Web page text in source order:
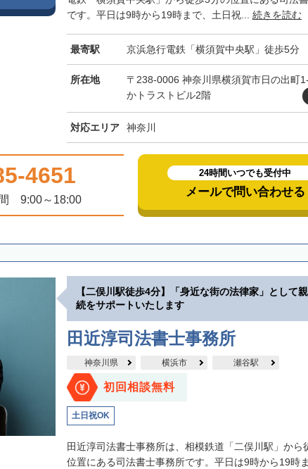
です。平日は9時から19時まで、土日祝... 続きを読む
最寄駅 京浜急行電鉄「横須賀中央駅」徒歩5分
所在地
〒238-0006 神奈川県横須賀市日の出町
かトラストビル2階
対応エリア 神奈川
4651
9:00～18:00
24時間いつでも受付中
メールで問い合わせる
【二俣川駅徒歩4分】「身近な街の法律家」として
続をサポートいたします
田近淳司法書士事務所
神奈川県 横浜市 瀬谷駅
初回相談無料
土日祝OK
田近淳司法書士事務所は、相模鉄道「二俣川駅」から
位置にある司法書士事務所です。平日は9時から19時